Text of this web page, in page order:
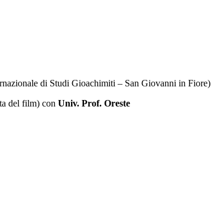
di Studi Gioachimiti – San Giovanni in Fiore)
del film) con Univ. Prof. Oreste